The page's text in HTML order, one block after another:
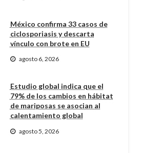
México confirma 33 casos de
ciclosporiasis y descarta
vínculo con brote en EU
agosto 6, 2026
Estudio global indica que el
79% de los cambios en hábitat
de mariposas se asocian al
calentamiento global
agosto 5, 2026